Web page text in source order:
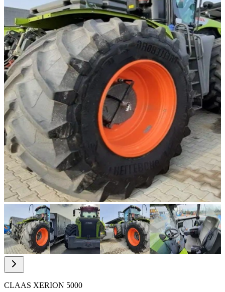
of
8
Item
8
CLAAS XERION 5000